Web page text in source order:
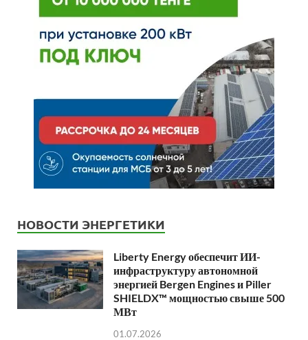
НОВОСТИ ЭНЕРГЕТИКИ
Liberty Energy обеспечит ИИ-
инфраструктуру автономной
энергией Bergen Engines и Piller
SHIELDX™ мощностью свыше 500
МВт
01.07.2026